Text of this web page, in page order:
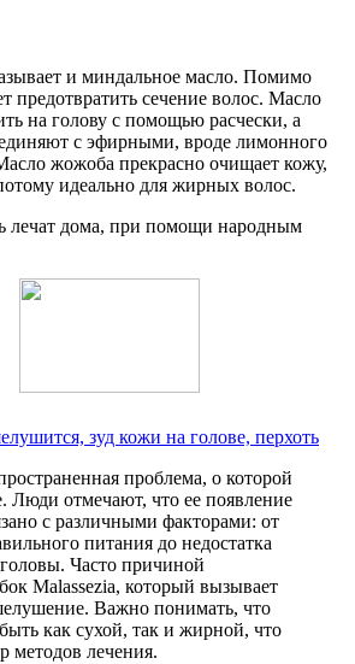
и миндальное масло. Помимо
предотвратить сечение волос. Масло
на голову с помощью расчески, а
с эфирными, вроде лимонного
жожоба прекрасно очищает кожу,
идеально для жирных волос.
зуд кожи на голове, перхоть
проблема, о которой
Люди отмечают, что ее появление
с различными факторами: от
питания до недостатка
Часто причиной
Malassezia, который вызывает
Важно понимать, что
как сухой, так и жирной, что
методов лечения.